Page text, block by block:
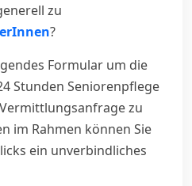
zu
?
Formular um die
Stunden Seniorenpflege
zu
im Rahmen können Sie
ein unverbindliches